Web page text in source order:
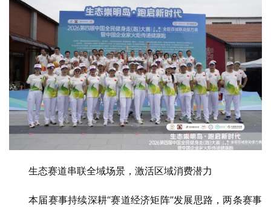
生态赛道串联全域场景，激活区域消费潜力
本届赛事持续深耕“赛道经济矩阵”发展思路，两条赛事